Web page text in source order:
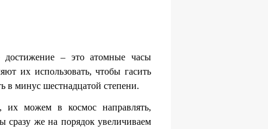
достижение – это атомные часы
их использовать, чтобы гасить
в минус шестнадцатой степени.
их можем в космос направлять,
сразу же на порядок увеличиваем